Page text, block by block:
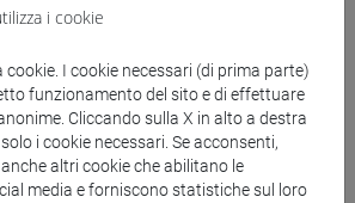
e percorsi
ESTERO E TURISMO -
i cookie
I cookie necessari (di prima parte)
funzionamento del sito e di effettuare
Cliccando sulla X in alto a destra
i cookie necessari. Se acconsenti,
altri cookie che abilitano le
media e forniscono statistiche sul loro